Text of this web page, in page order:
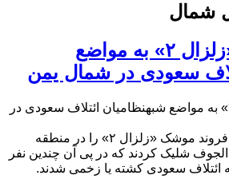
شمال
اصابت موشک «زلزال ۲» به مواضع
اصابت موشک «زلزال ۲» به مواضع شبه‎نظامیان ائتلاف سعودی در
نیروهای یمنی امروز یک فروند موشک «زلزال ۲» را در منطقه
شلیک کردند که در پی آن چندین نفر